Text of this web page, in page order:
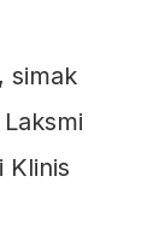
simak
Klinis